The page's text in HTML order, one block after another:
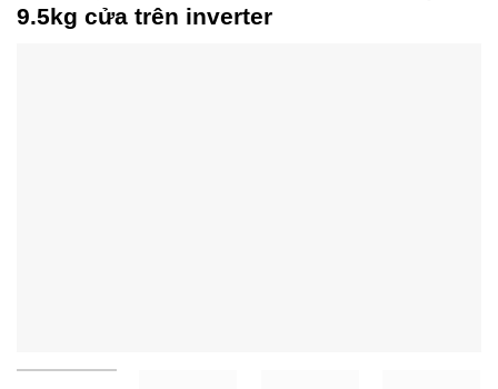
9.5kg cửa trên inverter